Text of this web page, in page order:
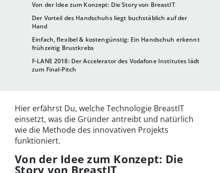
Von der Idee zum Konzept: Die Story von BreastIT
Der Vorteil des Handschuhs liegt buchstäblich auf der
Hand
Einfach, flexibel & kostengünstig: Ein Handschuh erkennt
frühzeitig Brustkrebs
F-LANE 2018: Der Accelerator des Vodafone Institutes lädt
zum Final-Pitch
Hier erfährst Du, welche Technologie BreastIT
einsetzt, was die Gründer antreibt und natürlich
wie die Methode des innovativen Projekts
funktioniert.
Von der Idee zum Konzept: Die
Story von BreastIT